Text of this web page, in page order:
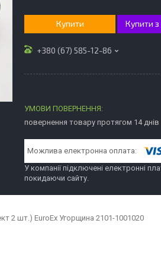
Купити Купити з
+380 (67) 585-12-86
повернення товару протягом 14 днів
У компанії підключені електронні
покидаючи сайту.
2 шт.) EuroEx Угорщина 2101-1001020